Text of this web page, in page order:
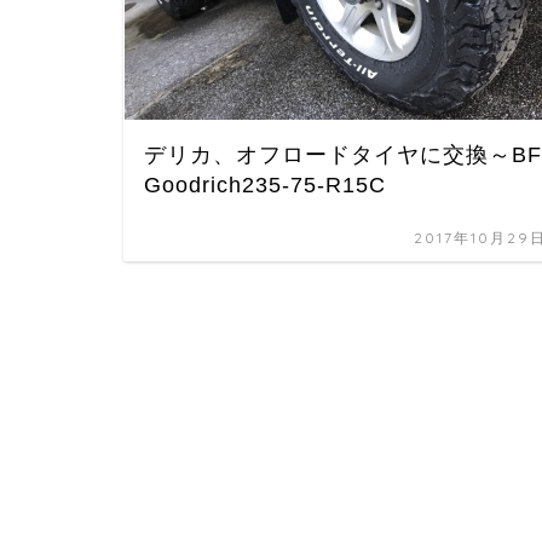
デリカ、オフロードタイヤに交換～BF
Goodrich235-75-R15C
2017年10月29